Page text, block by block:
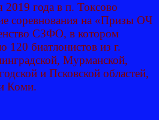
2019 года в п. Токсово
соревнования на «Призы ОЧ
СЗФО, в котором
120 биатлонистов из г.
Мурманской,
и Псковской областей,
Коми.